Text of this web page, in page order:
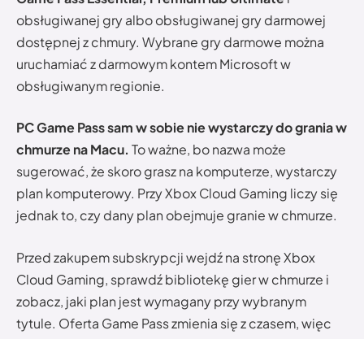
obsługiwanej gry albo obsługiwanej gry darmowej
dostępnej z chmury. Wybrane gry darmowe można
uruchamiać z darmowym kontem Microsoft w
obsługiwanym regionie.
PC Game Pass sam w sobie nie wystarczy do grania w
chmurze na Macu. To ważne, bo nazwa może
sugerować, że skoro grasz na komputerze, wystarczy
plan komputerowy. Przy Xbox Cloud Gaming liczy się
jednak to, czy dany plan obejmuje granie w chmurze.
Przed zakupem subskrypcji wejdź na stronę Xbox
Cloud Gaming, sprawdź bibliotekę gier w chmurze i
zobacz, jaki plan jest wymagany przy wybranym
tytule. Oferta Game Pass zmienia się z czasem, więc